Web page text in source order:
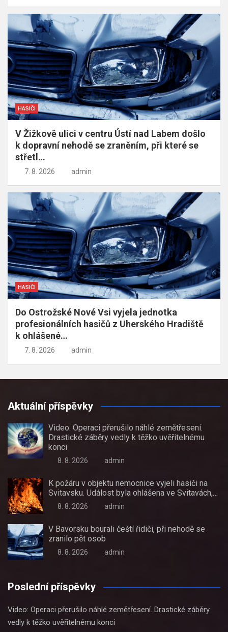
HASIČI
V Žižkově ulici v centru Ústí nad Labem došlo
k dopravní nehodě se zraněním, při které se
střetl…
7. 8. 2026 admin
HASIČI
Do Ostrožské Nové Vsi vyjela jednotka
profesionálních hasičů z Uherského Hradiště
k ohlášené…
7. 8. 2026 admin
Aktuální příspěvky
Video: Operaci přerušilo náhlé zemětřesení.
Drastické záběry vedly k těžko uvěřitelnému
konci
8. 8. 2026 admin
K požáru v objektu nemocnice vyjeli hasiči na
Svitavsku. Událost byla ohlášena ve Svitavách,…
8. 8. 2026 admin
V Bavorsku bourali čeští řidiči, při nehodě se
zranilo pět osob
8. 8. 2026 admin
Poslední příspěvky
Video: Operaci přerušilo náhlé zemětřesení. Drastické záběry
vedly k těžko uvěřitelnému konci